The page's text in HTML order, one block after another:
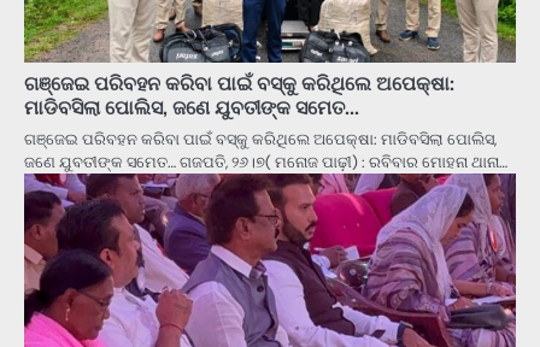
ଗଞ୍ଜେଇ ପରିବହନ କରିବା ପାଇଁ ବସ୍‌କୁ କରିଥିଲେ ଅପେକ୍ଷା:
ମାଡିବସିଲା ପୋଲିସ, ଜଣେ ଯୁବତୀଙ୍କ ସମେତ…
ଗଞ୍ଜେଇ ପରିବହନ କରିବା ପାଇଁ ବସ୍‌କୁ କରିଥିଲେ ଅପେକ୍ଷା: ମାଡିବସିଲା ପୋଲିସ,
ଜଣେ ଯୁବତୀଙ୍କ ସମେତ… ଗଜପତି, ୨୬।୭( ମନୋଜ ପାଢ଼ୀ) : ରବିବାର ମୋହନା ଥାନା…